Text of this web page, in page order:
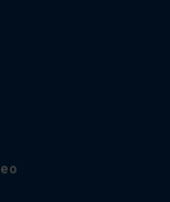
media e per
inoltre
sito con i
dei dati web,
combinarle
o che hanno